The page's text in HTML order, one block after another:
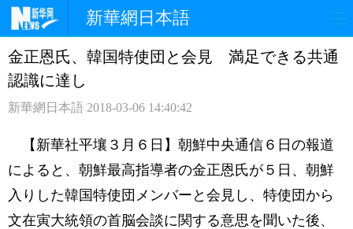
新華網日本語
ホームページ 政治 経済
観光 評論 写真
中日対訳
金正恩氏、韓国特使団と会見 満足できる共通
認識に達し
新華網日本語 2018-03-06 14:40:42
【新華社平壤３月６日】朝鮮中央通信６日の報道
によると、朝鮮最高指導者の金正恩氏が５日、朝鮮
入りした韓国特使団メンバーと会見し、特使団から
文在寅大統領の首脳会談に関する意思を聞いた後、